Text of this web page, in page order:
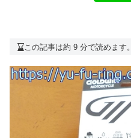
この記事は約 9 分で読めます。